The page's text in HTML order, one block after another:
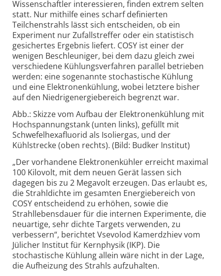
Wissenschaftler interessieren, finden extrem selten
statt. Nur mithilfe eines scharf definierten
Teilchenstrahls lässt sich entscheiden, ob ein
Experiment nur Zufallstreffer oder ein statistisch
gesichertes Ergebnis liefert. COSY ist einer der
wenigen Beschleuniger, bei dem dazu gleich zwei
verschiedene Kühlungsverfahren parallel betrieben
werden: eine sogenannte stochastische Kühlung
und eine Elektronenkühlung, wobei letztere bisher
auf den Niedrigenergiebereich begrenzt war.
Abb.: Skizze vom Aufbau der Elektronenkühlung mit
Hochspannungstank (unten links), gefüllt mit
Schwefelhexafluorid als Isoliergas, und der
Kühlstrecke (oben rechts). (Bild: Budker Institut)
„Der vorhandene Elektronenkühler erreicht maximal
100 Kilovolt, mit dem neuen Gerät lassen sich
dagegen bis zu 2 Megavolt erzeugen. Das erlaubt es,
die Strahldichte im gesamten Energiebereich von
COSY entscheidend zu erhöhen, sowie die
Strahllebensdauer für die internen Experimente, die
neuartige, sehr dichte Targets verwenden, zu
verbessern“, berichtet Vsevolod Kamerdzhiev vom
Jülicher Institut für Kernphysik (IKP). Die
stochastische Kühlung allein wäre nicht in der Lage,
die Aufheizung des Strahls aufzuhalten.